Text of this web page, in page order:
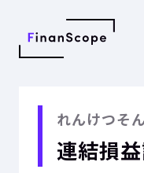
れんけつそ
連結損